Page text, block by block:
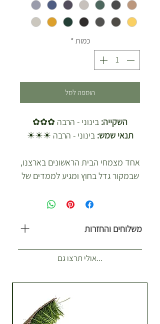
כמות *
הוספה לסל
השקייה: בינוני - הרבה ✿✿✿
תנאי שמש: בינוני - הרבה ☀☀☀
אחד מצמחי הבית הראשונים בארצנו,
שבמקור גדל בחוץ ומגיע לממדים של
צמח חזק במיוחד בעל עלים יפים
לחשיפה לאור/ שמש.
כפות ידיים, משתלבת נהדר בכל
...אולי תרצו גם
משלוחים והחזרות
משלוח עולה 35 ש”ח. כולל 1-2 ארגזים.
(לא כולל צמחים לאירועים) איזורי
כל הארץ מתומכר בנפרד. **משלוחים
של צמחים לאירועים מתומכרים